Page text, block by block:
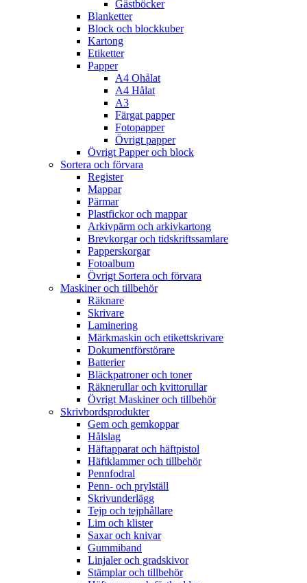
Gästböcker
Blanketter
Block och blockkuber
Kartong
Etiketter
Papper
A4 Ohålat
A4 Hålat
A3
Färgat papper
Fotopapper
Övrigt papper
Övrigt Papper och block
Sortera och förvara
Register
Mappar
Pärmar
Plastfickor och mappar
Arkivpärm och arkivkartong
Brevkorgar och tidskriftssamlare
Papperskorgar
Fotoalbum
Övrigt Sortera och förvara
Maskiner och tillbehör
Räknare
Skrivare
Laminering
Märkmaskin och etikettskrivare
Dokumentförstörare
Batterier
Bläckpatroner och toner
Räknerullar och kvittorullar
Övrigt Maskiner och tillbehör
Skrivbordsprodukter
Gem och gemkoppar
Hålslag
Häftapparat och häftpistol
Häftklammer och tillbehör
Pennfodral
Penn- och prylställ
Skrivunderlägg
Tejp och tejphållare
Lim och klister
Saxar och knivar
Gummiband
Linjaler och gradskivor
Stämplar och tillbehör